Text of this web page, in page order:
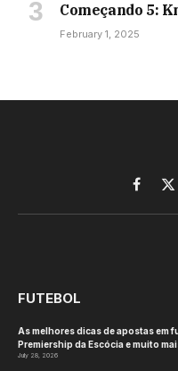
Começando 5:
February 1, 2025
X
FUTEBOL
As melhores dicas de apostas em
Premiership da Escócia e muito
July 28, 2026